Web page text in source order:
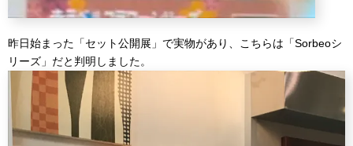
昨日始まった「セット公開展」で実物があり、こちらは「Sorbeoシ
リーズ」だと判明しました。